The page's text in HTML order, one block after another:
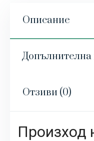
Описание
Отзиви (0)
Произход